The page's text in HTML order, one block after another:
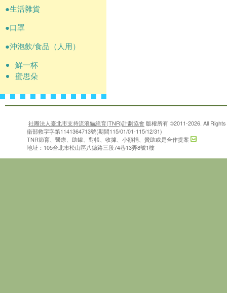
●生活雜貨
●口罩
●沖泡飲/食品（人用）
鮮一杯
蜜思朵
社團法人臺北市支持流浪貓絕育(TNR)計劃協會 版權所有 ©2011-2026. All
衛部救字字第1141364713號(期間115/01/01-115/12/31)
TNR節育、醫療、助罐、對帳、收據、小額捐、贊助或是合作提案
地址：105台北市松山區八德路三段74巷13弄8號1樓